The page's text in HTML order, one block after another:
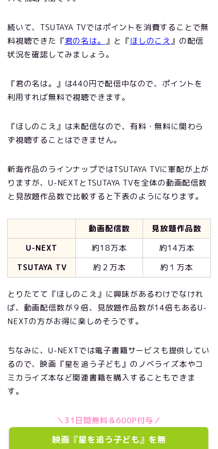
続いて、TSUTAYA TVではポイントを消費することで無
料視聴できた『君の名は。 』と『ほしのこえ』の配信
状況を確認してみましょう。
『君の名は。』は440円で配信中なので、ポイントを
利用すれば無料で視聴できます。
『ほしのこえ』は未配信なので、有料・無料に関わら
ず視聴することはできません。
新海作品のラインナップではTSUTAYA TVに軍配が上が
りますが、U-NEXTとTSUTAYA TVを全体の動画配信数
と見放題作品数で比較すると下表のようになります。
動画配信数
見放題作品数
U-NEXT
約18万本
約14万本
TSUTAYA TV
約２万本 約１万本
とりたてて『ほしのこえ』に興味があるわけでなけれ
ば、動画配信数が９倍、見放題作品数が14倍もあるU-
NEXTの方がお得に楽しめそうです。
ちなみに、U-NEXTでは電子書籍サービスも提供してい
るので、映画『星を追う子ども』のノベライズ本やコ
ミカライズ本など関連書籍を購入することもできま
す。
＼31日間無料＆600P付与／
映画『星を追う子ども』を無